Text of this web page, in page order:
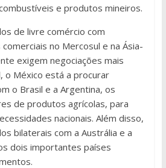
e produtos mineiros.
de livre comércio com
no Mercosul e na Ásia-
exigem negociações mais
o México está a procurar
o Brasil e a Argentina, os
de produtos agrícolas, para
nacionais. Além disso,
bilaterais com a Austrália e a
dois importantes países